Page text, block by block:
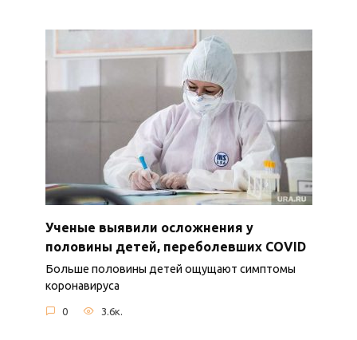
Ученые выявили осложнения у
половины детей, переболевших COVID
Больше половины детей ощущают симптомы
коронавируса
0 3.6к.